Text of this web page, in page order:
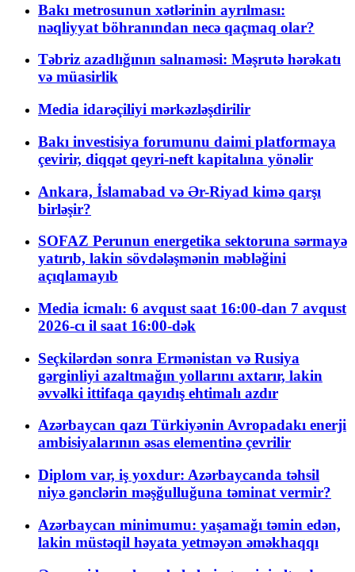
Bakı metrosunun xətlərinin ayrılması:
nəqliyyat böhranından necə qaçmaq olar?
Təbriz azadlığının salnaməsi: Məşrutə hərəkatı
və müasirlik
Media idarəçiliyi mərkəzləşdirilir
Bakı investisiya forumunu daimi platformaya
çevirir, diqqət qeyri-neft kapitalına yönəlir
Ankara, İslamabad və Ər-Riyad kimə qarşı
birləşir?
SOFAZ Perunun energetika sektoruna sərmayə
yatırıb, lakin sövdələşmənin məbləğini
açıqlamayıb
Media icmalı: 6 avqust saat 16:00-dan 7 avqust
2026-cı il saat 16:00-dək
Seçkilərdən sonra Ermənistan və Rusiya
gərginliyi azaltmağın yollarını axtarır, lakin
əvvəlki ittifaqa qayıdış ehtimalı azdır
Azərbaycan qazı Türkiyənin Avropadakı enerji
ambisiyalarının əsas elementinə çevrilir
Diplom var, iş yoxdur: Azərbaycanda təhsil
niyə gənclərin məşğulluğuna təminat vermir?
Azərbaycan minimumu: yaşamağı təmin edən,
lakin müstəqil həyata yetməyən əməkhaqqı